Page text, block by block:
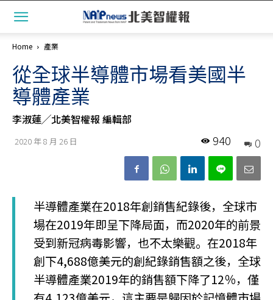
Home 產業
從全球半導體市場看美國半
導體產業
李淑蓮╱北美智權報 編輯部
2020 年 8 月 26 日 0
940
半導體產業在2018年創銷售紀錄後，全球市
場在2019年即呈下降局面，而2020年的前景
受到新冠病毒影響，也不太樂觀。在2018年
創下4,688億美元的創紀錄銷售額之後，全球
半導體產業2019年的銷售額下降了12％，僅